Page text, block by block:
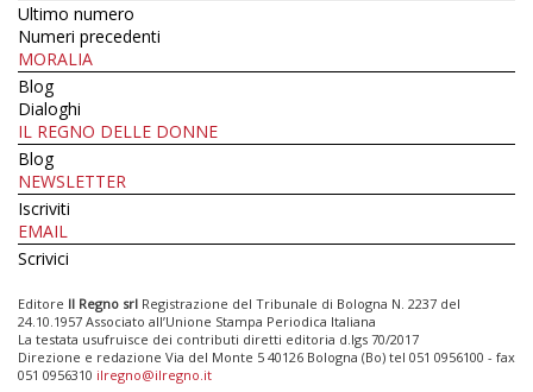
Ultimo numero
Numeri precedenti
MORALIA
Blog
Dialoghi
IL REGNO DELLE DONNE
Blog
NEWSLETTER
Iscriviti
EMAIL
Scrivici
Editore Il Regno srl Registrazione del Tribunale di Bologna N. 2237 del
24.10.1957 Associato all’Unione Stampa Periodica Italiana
La testata usufruisce dei contributi diretti editoria d.lgs 70/2017
Direzione e redazione Via del Monte 5 40126 Bologna (Bo) tel 051 0956100 - fax
051 0956310 ilregno@ilregno.it